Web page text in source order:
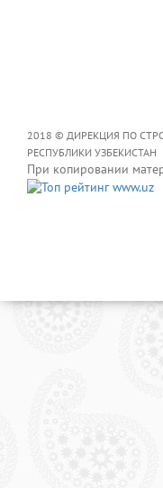
2018 © ДИРЕКЦИЯ ПО
РЕСПУБЛИКИ УЗБЕКИСТАН
При копировании